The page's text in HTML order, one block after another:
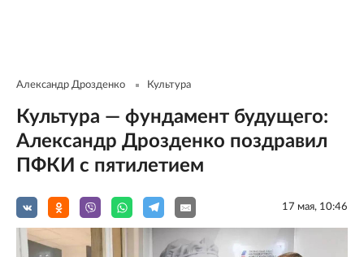
Александр Дрозденко Культура
Культура — фундамент будущего:
Александр Дрозденко поздравил
ПФКИ с пятилетием
17 мая, 10:46